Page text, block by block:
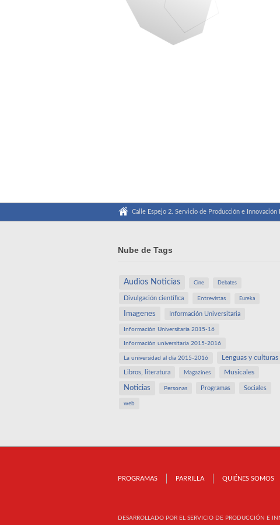
Calle Espejo 2. Servicio de Producción e Innovación
Nube de Tags
Audios Noticias Cine Debates
Divulgación científica Entrevistas Eureka
Imagenes Información Universitaria
Información Universitaria 2015-16
Información universitaria 2015-2016
La universidad al día 2015-2016 Lenguas y culturas
Libros, literatura Magazines Musicales
Noticias Personas Programas Sociales
web
PROGRAMAS PARRILLA QUIÉNES SOMOS
DESARROLLADO POR EL SERVICIO DE PRODUCCIÓN E